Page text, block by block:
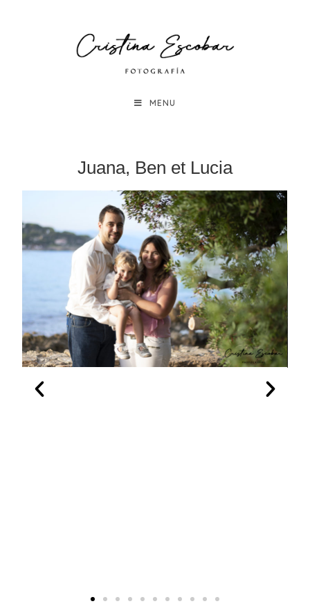
MENU
Juana, Ben et Lucia